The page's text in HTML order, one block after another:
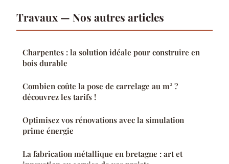
Travaux — Nos autres articles
Charpentes : la solution idéale pour construire en
bois durable
Combien coûte la pose de carrelage au m² ?
découvrez les tarifs !
Optimisez vos rénovations avec la simulation
prime énergie
La fabrication métallique en bretagne : art et